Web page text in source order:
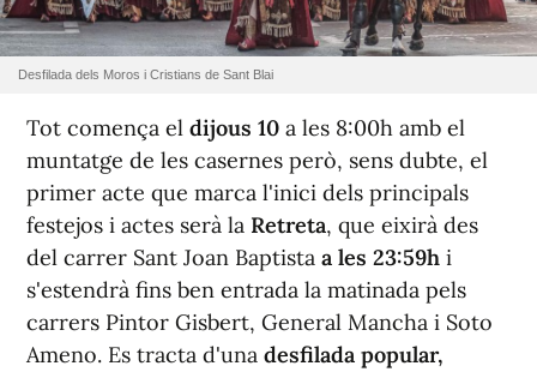
Desfilada dels Moros i Cristians de Sant Blai
Tot comença el dijous 10 a les 8:00h amb el
muntatge de les casernes però, sens dubte, el
primer acte que marca l'inici dels principals
festejos i actes serà la Retreta, que eixirà des
del carrer Sant Joan Baptista a les 23:59h i
s'estendrà fins ben entrada la matinada pels
carrers Pintor Gisbert, General Mancha i Soto
Ameno. Es tracta d'una desfilada popular,